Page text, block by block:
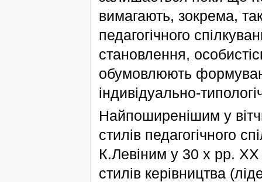
вимагають, зокрема,
педагогічного
становлення,
обумовлюють
індивідуально-
Найпоширенішим у
стилів педагогічного
К.Левіним у 30 х рр. ХХ
стилів керівництва